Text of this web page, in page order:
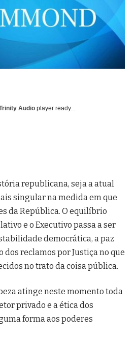
Audio player ready...
republicana, seja a atual
singular na medida em que
da República. O equilíbrio
e o Executivo passa a ser
democrática, a paz
dos reclamos por Justiça no que
no trato da coisa pública.
atinge neste momento toda
privado e a ética dos
forma aos poderes